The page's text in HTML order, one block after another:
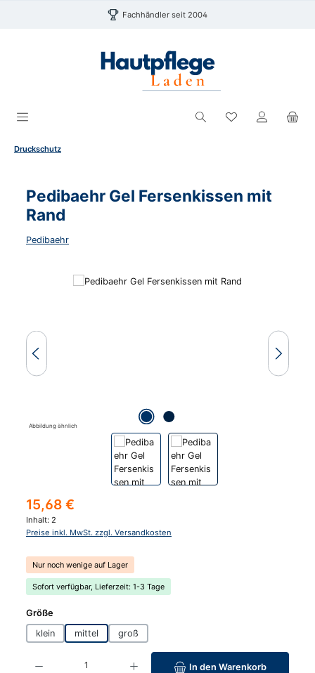
Zum Hauptinhalt springen Fachhändler seit 2004
Du hast 0
Druckschutz
Pedibaehr Gel Fersenkissen mit
Rand
Pedibaehr
Bildergalerie überspringen
Abbildung ähnlich
Regulärer Preis:
15,68 €
Inhalt: 2
Preise inkl. MwSt. zzgl. Versandkosten
Nur noch wenige auf Lager
Sofort verfügbar, Lieferzeit: 1-3 Tage
Größe
klein
mittel groß
Produkt Anzahl: Gib den gewünschten Wert ein oder benutze die
In den Warenkorb